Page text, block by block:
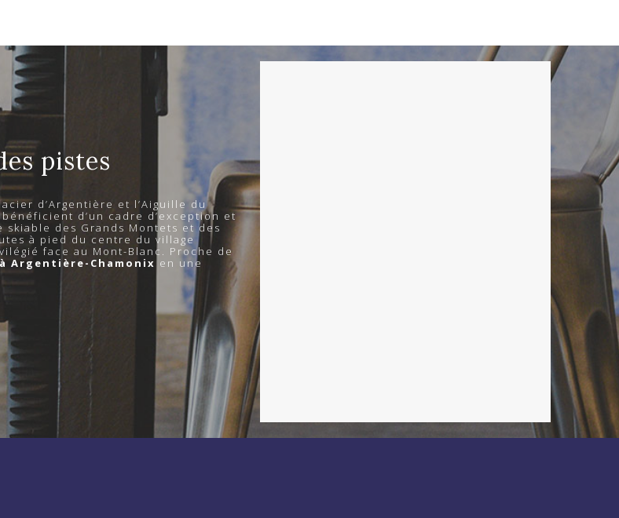
pistes
d’Argentière et l’Aiguille du
d’un cadre d’exception et
skiable des Grands Montets et des
à pied du centre du village
face au Mont-Blanc. Proche de
Argentière-Chamonix en une